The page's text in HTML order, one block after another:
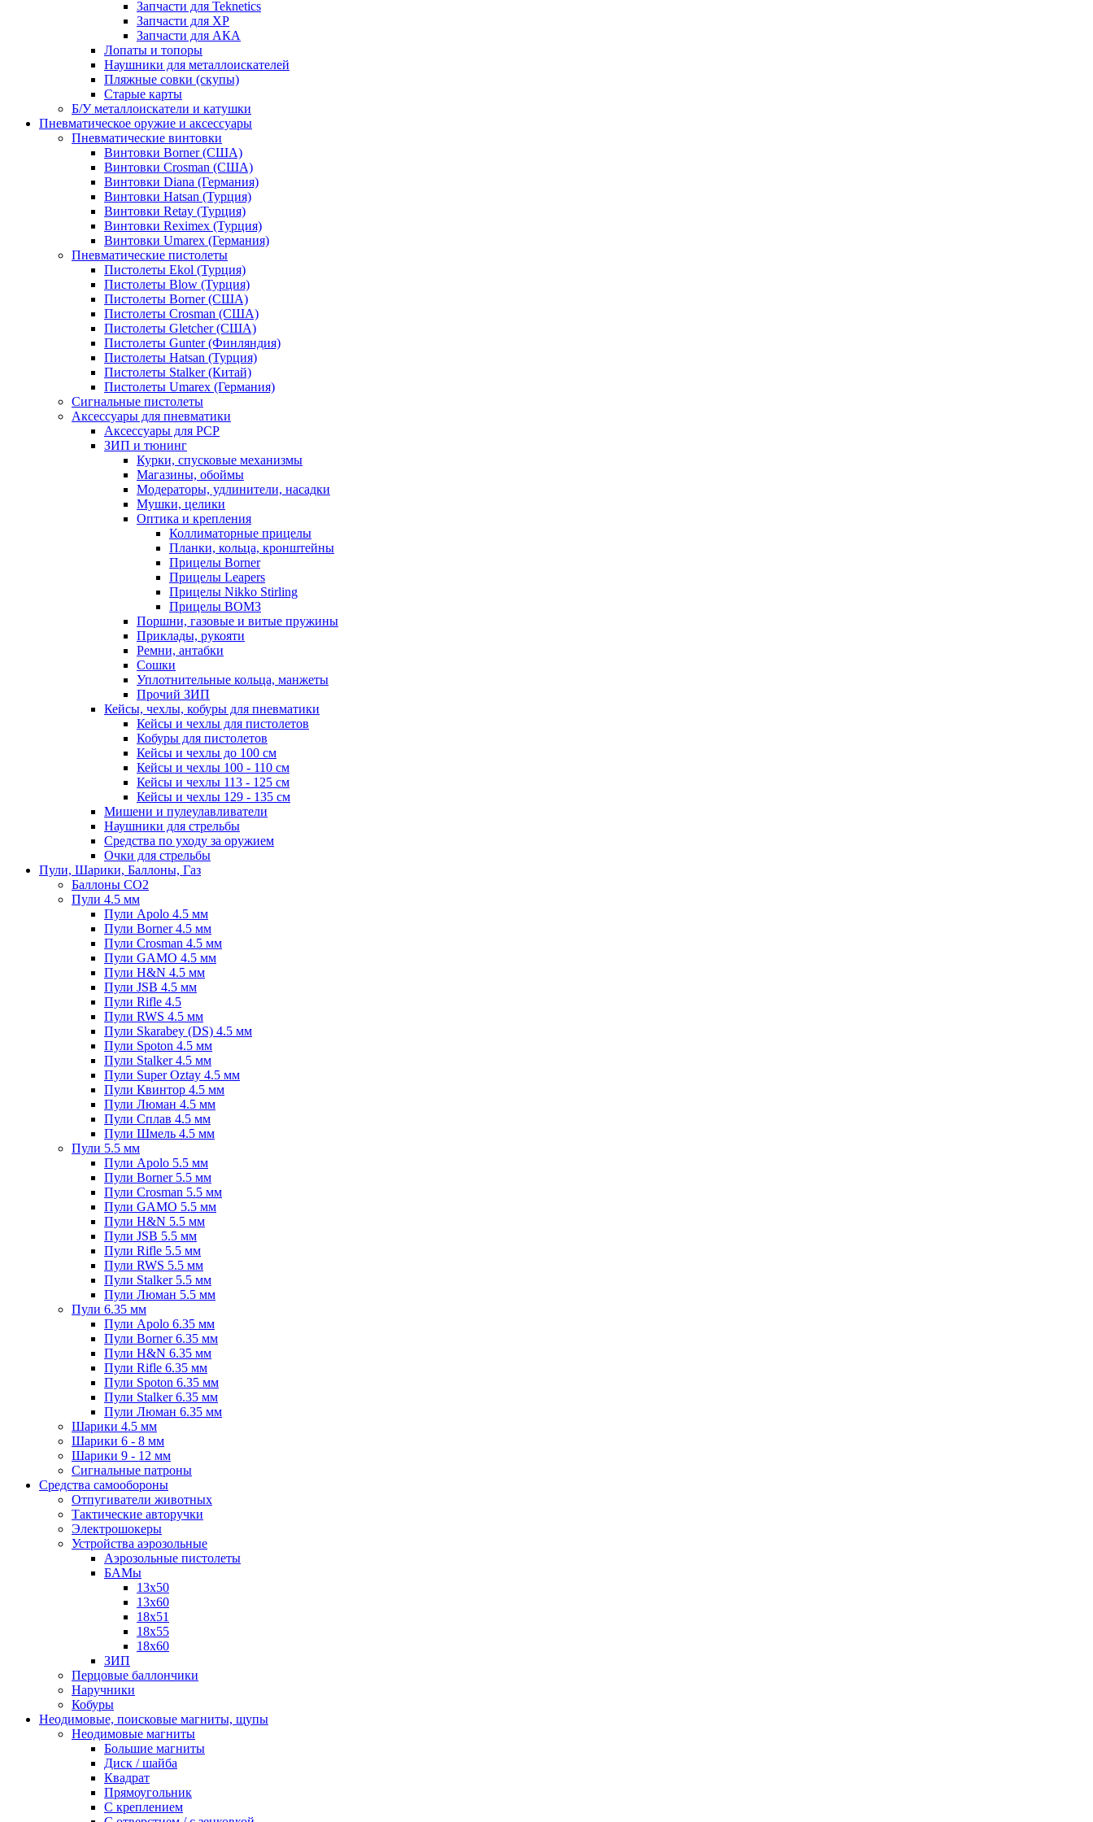
Запчасти для Teknetics
Запчасти для XP
Запчасти для АКА
Лопаты и топоры
Наушники для металлоискателей
Пляжные совки (скупы)
Старые карты
Б/У металлоискатели и катушки
Пневматическое оружие и аксессуары
Пневматические винтовки
Винтовки Borner (США)
Винтовки Crosman (США)
Винтовки Diana (Германия)
Винтовки Hatsan (Турция)
Винтовки Retay (Турция)
Винтовки Reximex (Турция)
Винтовки Umarex (Германия)
Пневматические пистолеты
Пистолеты Ekol (Турция)
Пистолеты Blow (Турция)
Пистолеты Borner (США)
Пистолеты Crosman (США)
Пистолеты Gletcher (США)
Пистолеты Gunter (Финляндия)
Пистолеты Hatsan (Турция)
Пистолеты Stalker (Китай)
Пистолеты Umarex (Германия)
Сигнальные пистолеты
Аксессуары для пневматики
Аксессуары для PCP
ЗИП и тюнинг
Курки, спусковые механизмы
Магазины, обоймы
Модераторы, удлинители, насадки
Мушки, целики
Оптика и крепления
Коллиматорные прицелы
Планки, кольца, кронштейны
Прицелы Borner
Прицелы Leapers
Прицелы Nikko Stirling
Прицелы ВОМЗ
Поршни, газовые и витые пружины
Приклады, рукояти
Ремни, антабки
Сошки
Уплотнительные кольца, манжеты
Прочий ЗИП
Кейсы, чехлы, кобуры для пневматики
Кейсы и чехлы для пистолетов
Кобуры для пистолетов
Кейсы и чехлы до 100 см
Кейсы и чехлы 100 - 110 см
Кейсы и чехлы 113 - 125 см
Кейсы и чехлы 129 - 135 см
Мишени и пулеулавливатели
Наушники для стрельбы
Средства по уходу за оружием
Очки для стрельбы
Пули, Шарики, Баллоны, Газ
Баллоны CO2
Пули 4.5 мм
Пули Apolo 4.5 мм
Пули Borner 4.5 мм
Пули Crosman 4.5 мм
Пули GAMO 4.5 мм
Пули H&N 4.5 мм
Пули JSB 4.5 мм
Пули Rifle 4.5
Пули RWS 4.5 мм
Пули Skarabey (DS) 4.5 мм
Пули Spoton 4.5 мм
Пули Stalker 4.5 мм
Пули Super Oztay 4.5 мм
Пули Квинтор 4.5 мм
Пули Люман 4.5 мм
Пули Сплав 4.5 мм
Пули Шмель 4.5 мм
Пули 5.5 мм
Пули Apolo 5.5 мм
Пули Borner 5.5 мм
Пули Crosman 5.5 мм
Пули GAMO 5.5 мм
Пули H&N 5.5 мм
Пули JSB 5.5 мм
Пули Rifle 5.5 мм
Пули RWS 5.5 мм
Пули Stalker 5.5 мм
Пули Люман 5.5 мм
Пули 6.35 мм
Пули Apolo 6.35 мм
Пули Borner 6.35 мм
Пули H&N 6.35 мм
Пули Rifle 6.35 мм
Пули Spoton 6.35 мм
Пули Stalker 6.35 мм
Пули Люман 6.35 мм
Шарики 4.5 мм
Шарики 6 - 8 мм
Шарики 9 - 12 мм
Сигнальные патроны
Средства самообороны
Отпугиватели животных
Тактические авторучки
Электрошокеры
Устройства аэрозольные
Аэрозольные пистолеты
БАМы
13х50
13х60
18х51
18х55
18х60
ЗИП
Перцовые баллончики
Наручники
Кобуры
Неодимовые, поисковые магниты, щупы
Неодимовые магниты
Большие магниты
Диск / шайба
Квадрат
Прямоугольник
С креплением